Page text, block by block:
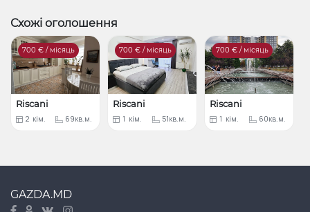
Схожі оголошення
700 € / місяць
Riscani
2 кім. 69кв.м.
700 € / місяць
Riscani
1 кім. 51кв.м.
700 € / місяць
Riscani
1 кім. 60кв.м.
GAZDA.MD